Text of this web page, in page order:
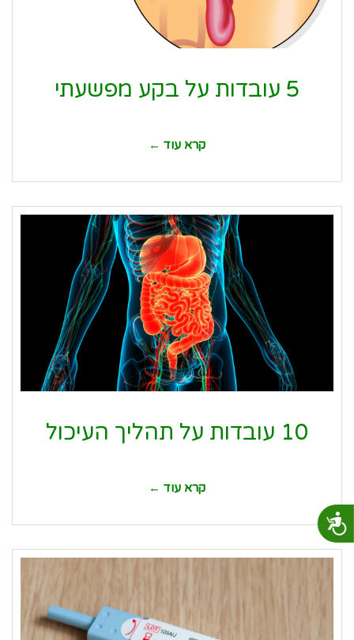
נגישות
5 עובדות על בקע מפשעתי
קרא עוד ←
10 עובדות על תהליך העיכול
קרא עוד ←